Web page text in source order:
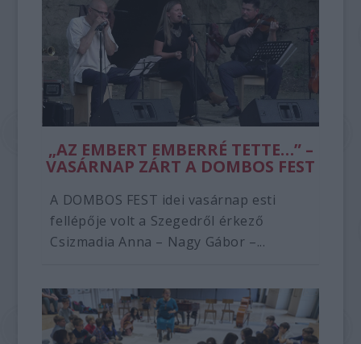
„AZ EMBERT EMBERRÉ TETTE…” –
VASÁRNAP ZÁRT A DOMBOS FEST
A DOMBOS FEST idei vasárnap esti
fellépője volt a Szegedről érkező
Csizmadia Anna – Nagy Gábor –...